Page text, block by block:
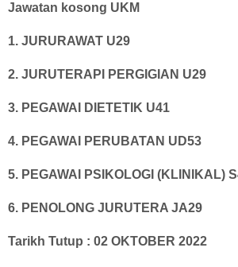
Jawatan kosong UKM
1. JURURAWAT U29
2. JURUTERAPI PERGIGIAN U29
3. PEGAWAI DIETETIK U41
4. PEGAWAI PERUBATAN UD53
5. PEGAWAI PSIKOLOGI (KLINIKAL)
6. PENOLONG JURUTERA JA29
Tarikh Tutup : 02 OKTOBER 2022